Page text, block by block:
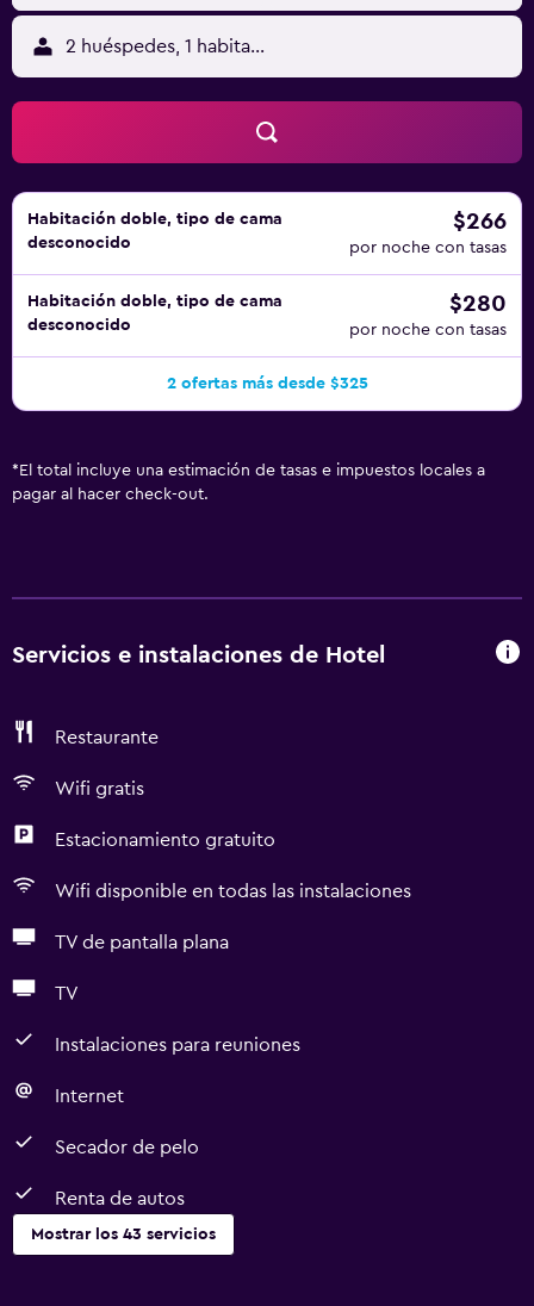
2 huéspedes, 1 habitación
Habitación doble, tipo de cama
desconocido
$266
por noche con tasas
Habitación doble, tipo de cama
desconocido
$280
por noche con tasas
2 ofertas más desde $325
* El total incluye una estimación de tasas e impuestos locales a
pagar al hacer check-out.
Servicios e instalaciones de Hotel
Restaurante
Wifi gratis
Estacionamiento gratuito
Wifi disponible en todas las instalaciones
TV de pantalla plana
TV
Instalaciones para reuniones
Internet
Secador de pelo
Renta de autos
Mostrar los 43 servicios